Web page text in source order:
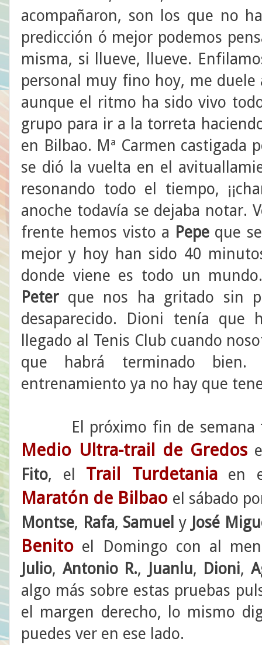
acompañaron, son los que no
predicción ó mejor podemos
misma, si llueve, llueve.
personal muy fino hoy, me
aunque el ritmo ha sido vivo
grupo para ir a la torreta
en Bilbao. Mª Carmen castigada
se dió la vuelta en el
resonando todo el tiempo,
anoche todavía se dejaba notar.
frente hemos visto a Pepe que
mejor y hoy han sido 40
donde viene es todo un
Peter que nos ha gritado sin
desaparecido. Dioni tenía
llegado al Tenis Club cuando
que habrá terminado
entrenamiento ya no hay que
El próximo fin de semana
Medio Ultra-trail de Gredos
Fito, el Trail Turdetaniaen
Maratón de Bilbao el sábado
Montse, Rafa, Samuely José
Benito el Domingo con al
Julio, Antonio R., Juanlu, Dioni,
algo más sobre estas pruebas
el margen derecho, lo mismo
puedes ver en ese lado.